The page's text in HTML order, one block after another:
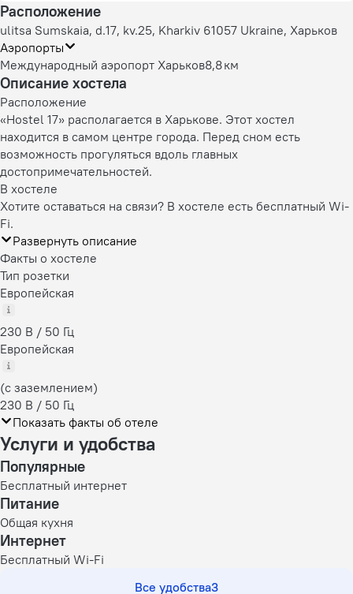
Расположение
ulitsa Sumskaia, d.17, kv.25, Kharkiv 61057 Ukraine, Харьков
Аэропорты
Международный аэропорт Харьков8,8 км
Описание хостела
Расположение
«Hostel 17» располагается в Харькове. Этот хостел
находится в самом центре города. Перед сном есть
возможность прогуляться вдоль главных
достопримечательностей.
В хостеле
Хотите оставаться на связи? В хостеле есть бесплатный Wi-
Fi.
Развернуть описание
Факты о хостеле
Тип розетки
Европейская
230 В / 50 Гц
Европейская
(с заземлением)
230 В / 50 Гц
Показать факты об отеле
Услуги и удобства
Популярные
Бесплатный интернет
Питание
Общая кухня
Интернет
Бесплатный Wi-Fi
Все удобства3